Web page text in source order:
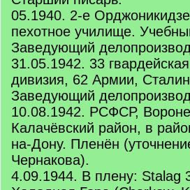
05.1940. 2-е
пехотное училище.
Заведующий
31.05.1942. 33
дивизия, 62 Армии,
Заведующий
10.08.1942. РСФСР,
Калачёвский район, в
на-Дону. Пленён
Чернакова).
4.09.1944. В плену: Stalag